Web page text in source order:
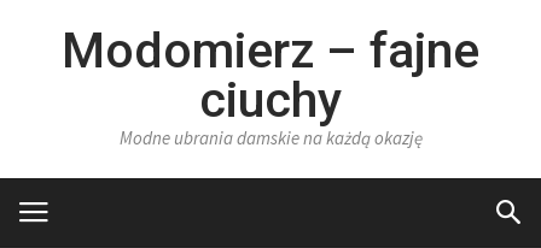
Modomierz – fajne
ciuchy
Modne ubrania damskie na każdą okazję